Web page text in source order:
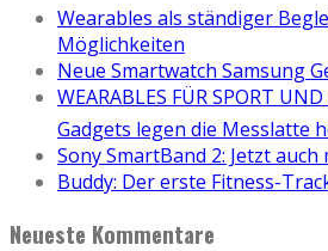
Wearables als ständiger
Möglichkeiten
Neue Smartwatch Samsung
WEARABLES FÜR SPORT
Gadgets legen die Messlatte
Sony SmartBand 2: Jetzt
Buddy: Der erste Fitness-
Neueste Kommentare